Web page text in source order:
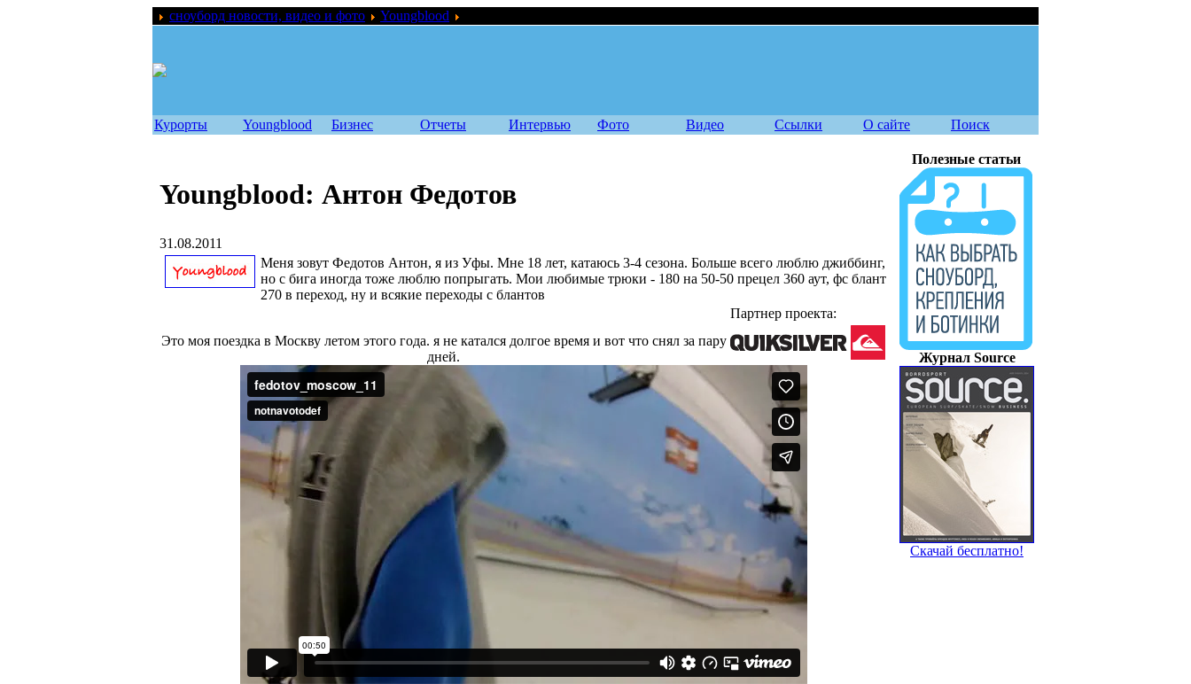
сноуборд новости, видео и фото Youngblood
Курорты Youngblood Бизнес Отчеты Интервью Фото Видео Ссылки О сайте Поиск
Youngblood: Антон Федотов
31.08.2011
Меня зовут Федотов Антон, я из Уфы. Мне 18 лет, катаюсь 3-4 сезона. Больше всего люблю джиббинг,
но с бига иногда тоже люблю попрыгать. Мои любимые трюки - 180 на 50-50 прецел 360 аут, фс блант
270 в переход, ну и всякие переходы с блантов
Партнер проекта:
Это моя поездка в Москву летом этого года. я не катался долгое время и вот что снял за пару
дней.
Полезные статьи
Журнал Source
Скачай бесплатно!